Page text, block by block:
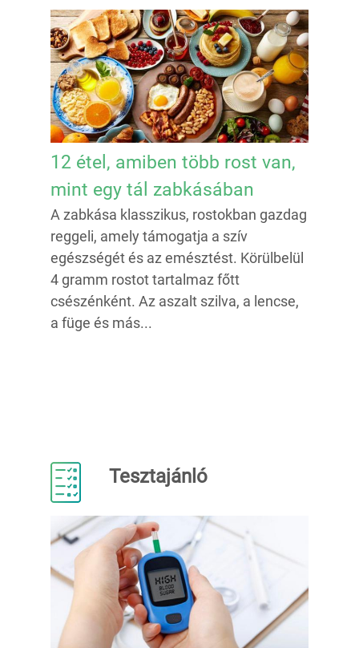
12 étel, amiben több rost van,
mint egy tál zabkásában
A zabkása klasszikus, rostokban gazdag
reggeli, amely támogatja a szív
egészségét és az emésztést. Körülbelül
4 gramm rostot tartalmaz főtt
csészénként. Az aszalt szilva, a lencse,
a füge és más...
Tesztajánló